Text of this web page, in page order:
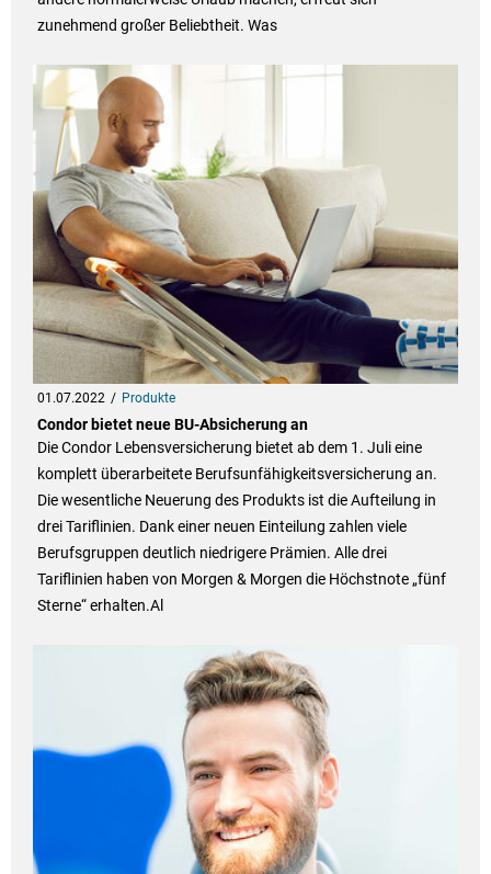
zunehmend großer Beliebtheit. Was
01.07.2022 Produkte
Condor bietet neue BU-Absicherung an
Die Condor Lebensversicherung bietet ab dem 1. Juli eine
komplett überarbeitete Berufsunfähigkeitsversicherung an.
Die wesentliche Neuerung des Produkts ist die Aufteilung in
drei Tariflinien. Dank einer neuen Einteilung zahlen viele
Berufsgruppen deutlich niedrigere Prämien. Alle drei
Tariflinien haben von Morgen & Morgen die Höchstnote „fünf
Sterne“ erhalten.Al